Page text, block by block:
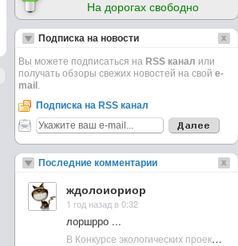
На дорогах свободно
Подписка на новости
Вы можете подписаться на RSS канал или
получать обзоры свежих новостей на свой e-
mail .
Подписка на RSS канал
Последние комментарии
ждолоиориор
1 год назад в 0:32
лоршрро ...
В Конкурсе экологических проектов в Подмосковье активно участвовала молодежь :: NewsRbk.ru...